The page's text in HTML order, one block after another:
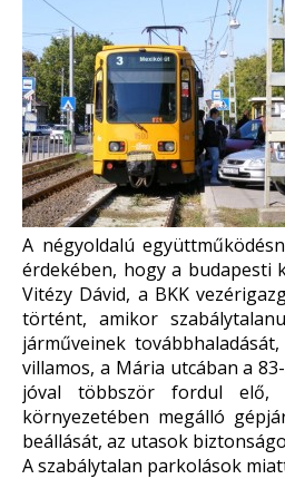
A négyoldalú
érdekében, hogy a budapesti
Vitézy Dávid, a BKK
történt, amikor
járműveinek
villamos, a Mária utcában a
jóval többször fordul elő,
környezetében megálló
beállását, az utasok
A szabálytalan parkolások